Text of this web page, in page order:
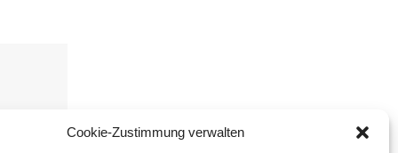
Cookie-Zustimmung verwalten